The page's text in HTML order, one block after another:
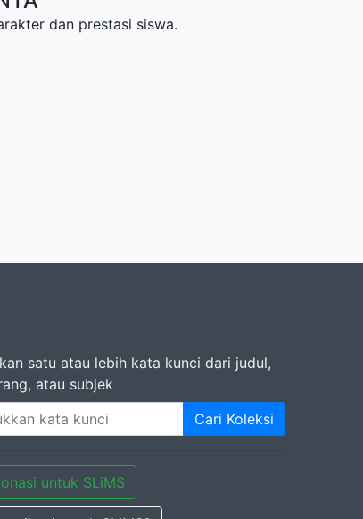
dan prestasi siswa.
satu atau lebih kata kunci dari judul,
atau subjek
Cari Koleksi
untuk SLiMS